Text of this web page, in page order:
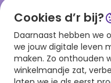
Download onze
Cookies d’r bij?
Daarnaast hebben we
we jouw digitale leven
maken. Zo onthouden
winkelmandje zat,